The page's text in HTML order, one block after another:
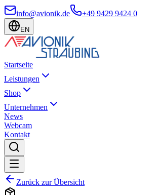
info@avionik.de +49 9429 9424 0
EN
Startseite
Leistungen
Shop
Unternehmen
News
Webcam
Kontakt
Zurück zur Übersicht